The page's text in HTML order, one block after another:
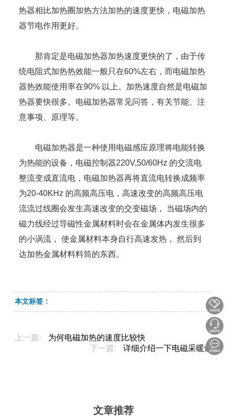
热器相比加热圈加热方法加热的速度更快，电磁加热
器节电作用更好。
那肯定是电磁加热器加热速度更快的了，由于传
统电阻式加热热效能一般只在60%左右，而电磁加热
器热效能使用率在90% 以上。加热速度自然是电磁加
热器要快很多。电磁加热器常见问答，有关节能、注
意事项、原理等。
电磁加热器是一种使用电磁感应原理将电能转换
为热能的设备，电磁控制器220V,50/60Hz 的交流电
整流变成直流电，电磁加热器再将直流电转换成频率
为20-40KHz 的高频高压电，高速改变的高频高压电
流流过线圈会发生高速改变的交变磁场， 当磁场内的
磁力线经过导磁性金属材料时会在金属体内发生很多
的小涡流， 使金属材料本身自行高速发热， 然后到
达加热金属材料料筒的东西。
本文标签：
上一篇:
为何电磁加热的速度比较快
下一篇:
详细介绍一下电磁采暖炉
文章推荐